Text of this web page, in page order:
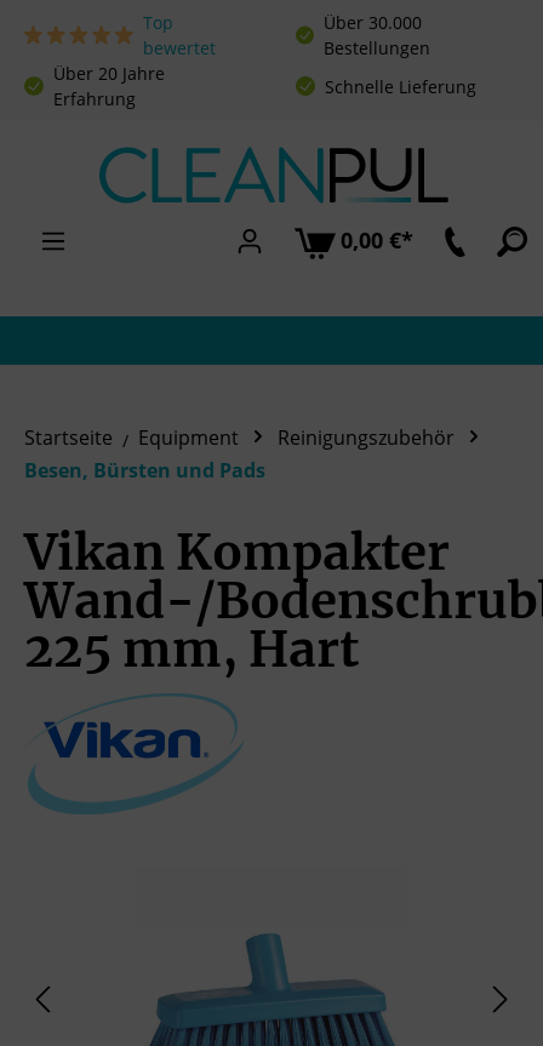
Zum Hauptinhalt springen
Top
bewertet
Über 30.000
Bestellungen
Über 20 Jahre
Erfahrung
Schnelle Lieferung
0,00 €*
Startseite Equipment
Reinigungszubehör
Besen, Bürsten und Pads
Vikan Kompakter
Wand-/
225 mm, Hart